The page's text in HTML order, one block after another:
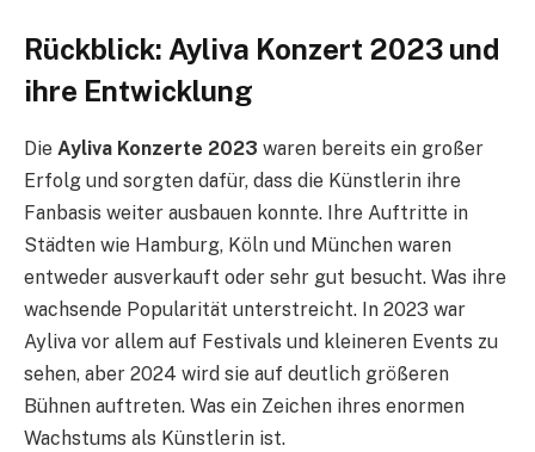
Rückblick: Ayliva Konzert 2023 und
ihre Entwicklung
Die Ayliva Konzerte 2023 waren bereits ein großer
Erfolg und sorgten dafür, dass die Künstlerin ihre
Fanbasis weiter ausbauen konnte. Ihre Auftritte in
Städten wie Hamburg, Köln und München waren
entweder ausverkauft oder sehr gut besucht. Was ihre
wachsende Popularität unterstreicht. In 2023 war
Ayliva vor allem auf Festivals und kleineren Events zu
sehen, aber 2024 wird sie auf deutlich größeren
Bühnen auftreten. Was ein Zeichen ihres enormen
Wachstums als Künstlerin ist.